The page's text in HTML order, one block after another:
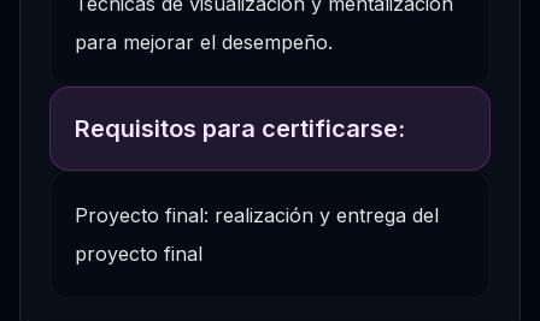
para mejorar el desempeño.
Requisitos para certificarse:
Proyecto final: realización y entrega del
proyecto final